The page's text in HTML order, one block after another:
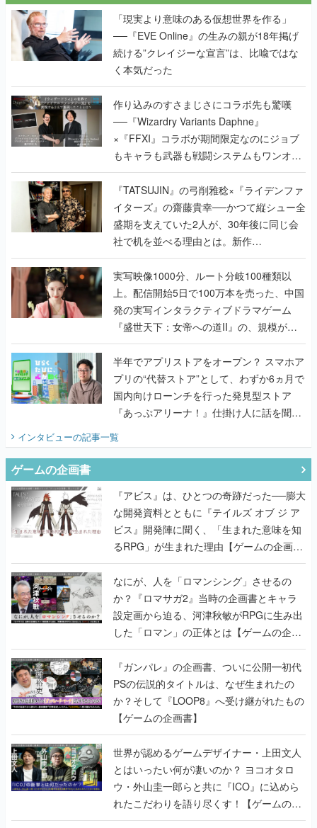
「現実より意味のある仮想世界を作る」
──『EVE Online』の生みの親が18年掲げ
続ける”クレイジーな宣言”は、比喩ではな
く本気だった
作り込みのすさまじさにコラボ先も驚嘆
──『Wizardry Variants Daphne』
×『FFXI』コラボが期間限定なのにジョブ
もキャラも武器も戦闘システムもワンオフ
で作り込まれた理由を両ディレクターに聞
く
『TATSUJIN』の弓削雅稔×『ライデンファ
イターズ』の齋藤貴幸──かつて縦シュー全
盛期を支えていた2人が、30年後に同じ会
社で机を並べる理由とは。新作
『TATSUJIN EXTREME』で初タッグを組
んだレジェンド2人に訊く開発秘話
実写映像1000分、ルート分岐100種類以
上。配信開始5日で100万本を売った、中国
発の実写インタラクティブドラマゲーム
『盛世天下：女帝への道II』の、規模が違
うこだわりをプロデューサーに聞いた
半年でアプリストアをオープン？ スマホア
プリの“代替ストア”として、わずか6ヵ月で
国内向けローンチを行った発見型ストア
『あっぷアリーナ！』仕掛け人に話を聞い
インタビューの記事一覧
ゲームの企画書
『アビス』は、ひとつの奇跡だった──膨大
な開発資料とともに『テイルズ オブ ジ ア
ビス』開発陣に聞く、「生まれた意味を知
るRPG」が生まれた理由【ゲームの企画
書】
なにが、人を「ロマンシング」させるの
か？『ロマサガ2』当時の企画書とキャラ
設定画から迫る、河津秋敏がRPGに生み出
した「ロマン」の正体とは【ゲームの企画
書】
『ガンパレ』の企画書、ついに公開━初代
PSの伝説的タイトルは、なぜ生まれたの
か？そして『LOOP8』へ受け継がれたもの
【ゲームの企画書】
世界が認めるゲームデザイナー・上田文人
とはいったい何が凄いのか？ ヨコオタロ
ウ・外山圭一郎らと共に『ICO』に込めら
れたこだわりを語り尽くす！【ゲームの企
画書】